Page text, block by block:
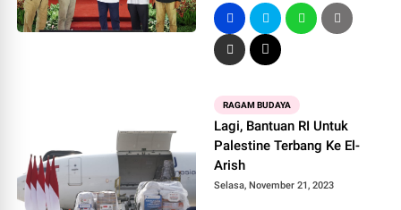
RAGAM BUDAYA
Lagi, Bantuan RI Untuk
Palestine Terbang Ke El-
Arish
Selasa, November 21, 2023